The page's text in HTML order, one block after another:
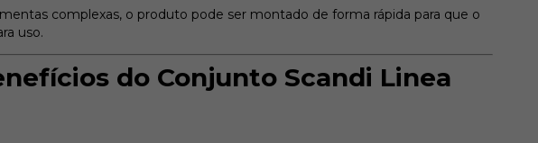
complexas, o produto pode ser montado de forma rápida para que o
uso.
do Conjunto Scandi Linea